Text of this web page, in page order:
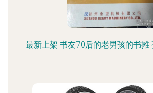
最新上架 书友70后的老男孩的书摊